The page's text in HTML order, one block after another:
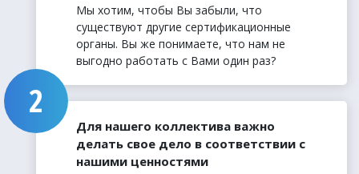
Мы хотим, чтобы Вы забыли, что
существуют другие сертификационные
органы. Вы же понимаете, что нам не
выгодно работать с Вами один раз?
Для нашего коллектива важно
делать свое дело в соответствии с
нашими ценностями